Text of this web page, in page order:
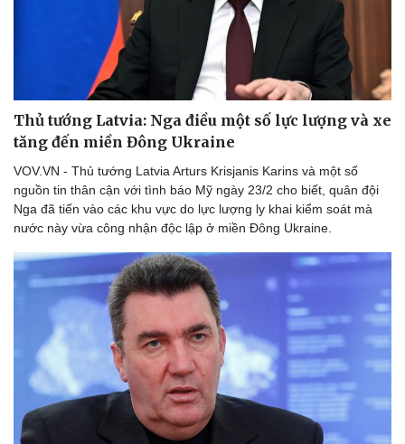
Thủ tướng Latvia: Nga điều một số lực lượng và xe
tăng đến miền Đông Ukraine
VOV.VN - Thủ tướng Latvia Arturs Krisjanis Karins và một số
nguồn tin thân cận với tình báo Mỹ ngày 23/2 cho biết, quân đội
Nga đã tiến vào các khu vực do lực lượng ly khai kiểm soát mà
nước này vừa công nhận độc lập ở miền Đông Ukraine.